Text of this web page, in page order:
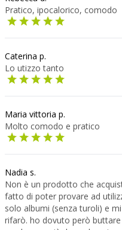
Pratico, ipocalorico, comodo
Caterina p.
Lo utizzo tanto
Maria vittoria p.
Molto comodo e pratico
Nadia s.
Non è un prodotto che
fatto di poter provare ad
solo albumi (senza turoli) e
rifarò. ho dovuto però